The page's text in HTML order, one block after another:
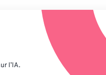
Appliquer à partir du
Enregistrer comme
l’IA.